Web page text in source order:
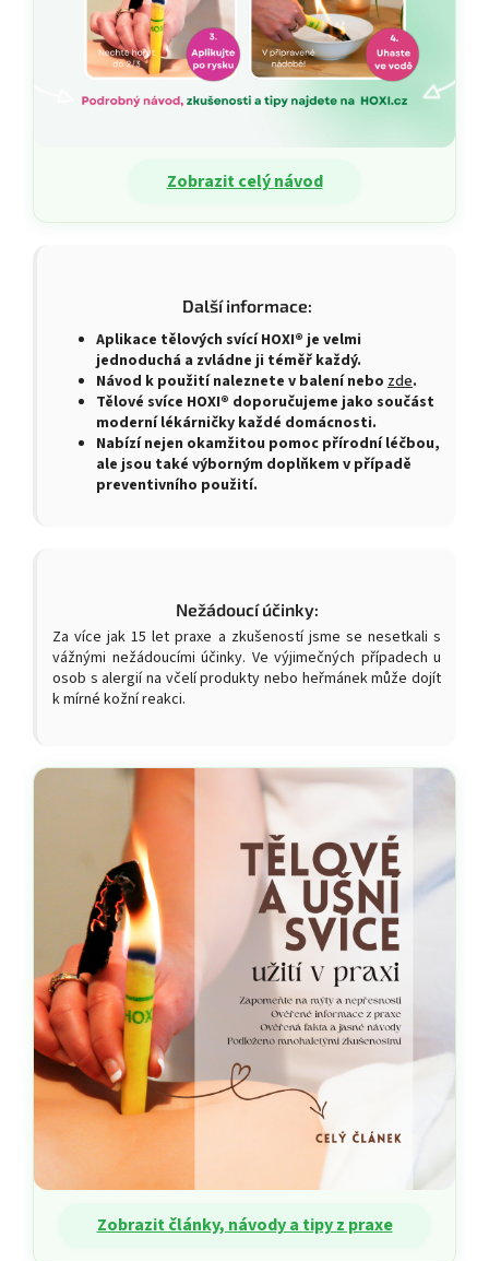
Zobrazit celý návod
Další informace:
Aplikace tělových svící HOXI® je velmi
jednoduchá a zvládne ji téměř každý.
Návod k použití naleznete v balení nebo zde.
Tělové svíce HOXI® doporučujeme jako součást
moderní lékárničky každé domácnosti.
Nabízí nejen okamžitou pomoc přírodní léčbou,
ale jsou také výborným doplňkem v případě
preventivního použití.
Nežádoucí účinky:
Za více jak 15 let praxe a zkušeností jsme se nesetkali s
vážnými nežádoucími účinky. Ve výjimečných případech u
osob s alergií na včelí produkty nebo heřmánek může dojít
k mírné kožní reakci.
Zobrazit články, návody a tipy z praxe